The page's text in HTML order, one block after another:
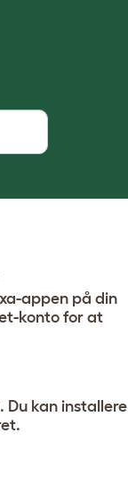
appen på din
konto for at
Du kan installere